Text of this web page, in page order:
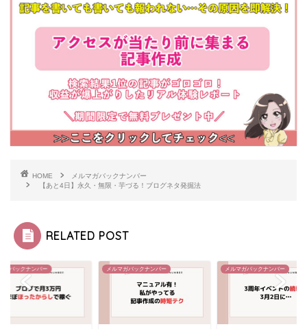
HOME
メルマガバックナンバー
【あと4日】永久・無限・芋づる！ブログネタ発掘法
RELATED POST
ガバックナンバー メルマガバックナンバー メルマガバックナンバー